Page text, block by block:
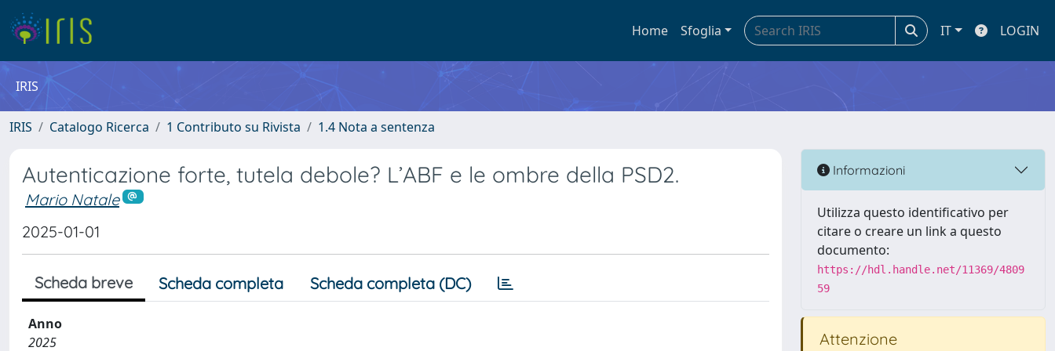
Home Sfoglia IT LOGIN
IRIS
IRIS Catalogo Ricerca 1 Contributo su Rivista 1.4 Nota a sentenza
Autenticazione forte, tutela debole? L’ABF e le ombre della PSD2.
Mario Natale
2025-01-01
Scheda breve Scheda completa Scheda completa (DC)
Anno
2025
Informazioni
Utilizza questo identificativo per
citare o creare un link a questo
documento:
https://hdl.handle.net/11369/4809
59
Attenzione